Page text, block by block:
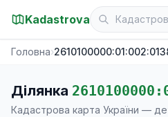
Kadastrova
Головна›
Ділянка
Кадастрова карта України —